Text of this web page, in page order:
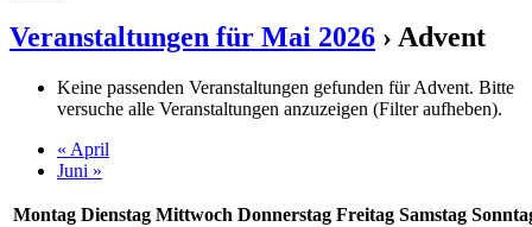
Veranstaltungen für Mai 2026 › Advent
Keine passenden Veranstaltungen gefunden für Advent. Bitte
versuche alle Veranstaltungen anzuzeigen (Filter aufheben).
Kalender
Monatsnavigation
« April
Juni »
Montag Dienstag Mittwoch Donnerstag Freitag Samstag